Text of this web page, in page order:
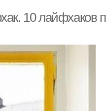
10 лайфхаков